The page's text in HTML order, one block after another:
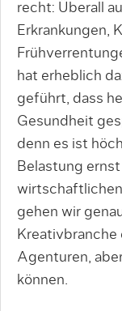
recht: Überall
Erkrankungen,
hat erheblich
geführt, dass
Gesundheit
denn es ist
Belastung
gehen wir
Kreativbranche
Agenturen,
können.